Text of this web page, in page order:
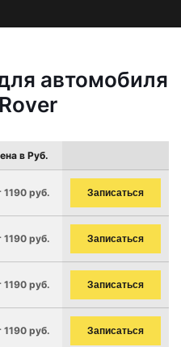
автомобиля
в Руб.
1190 руб. Записаться
1190 руб. Записаться
1190 руб. Записаться
1190 руб. Записаться